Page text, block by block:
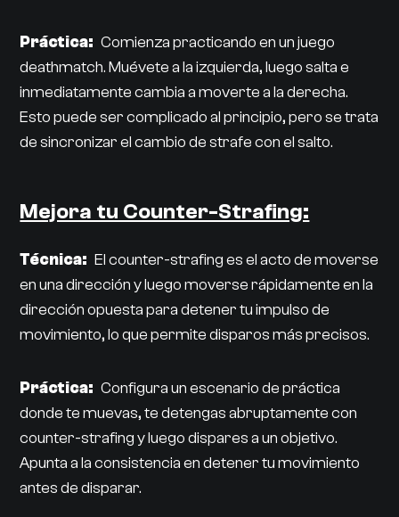
Práctica: Comienza practicando en un juego
deathmatch. Muévete a la izquierda, luego salta e
inmediatamente cambia a moverte a la derecha.
Esto puede ser complicado al principio, pero se trata
de sincronizar el cambio de strafe con el salto.
Mejora tu Counter-Strafing:
Técnica: El counter-strafing es el acto de moverse
en una dirección y luego moverse rápidamente en la
dirección opuesta para detener tu impulso de
movimiento, lo que permite disparos más precisos.
Práctica: Configura un escenario de práctica
donde te muevas, te detengas abruptamente con
counter-strafing y luego dispares a un objetivo.
Apunta a la consistencia en detener tu movimiento
antes de disparar.